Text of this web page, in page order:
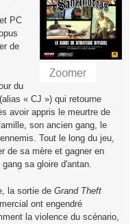
PC
de
du
« CJ ») qui retourne
avoir appris le meurtre de
son ancien gang, le
Tout le long du jeu,
de sa mère et gagner en
sa gloire d'antan.
la sortie de Grand Theft
ont engendré
la violence du scénario,